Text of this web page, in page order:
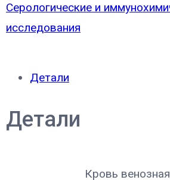
Серологические и
исследования
Детали
Детали
Кровь